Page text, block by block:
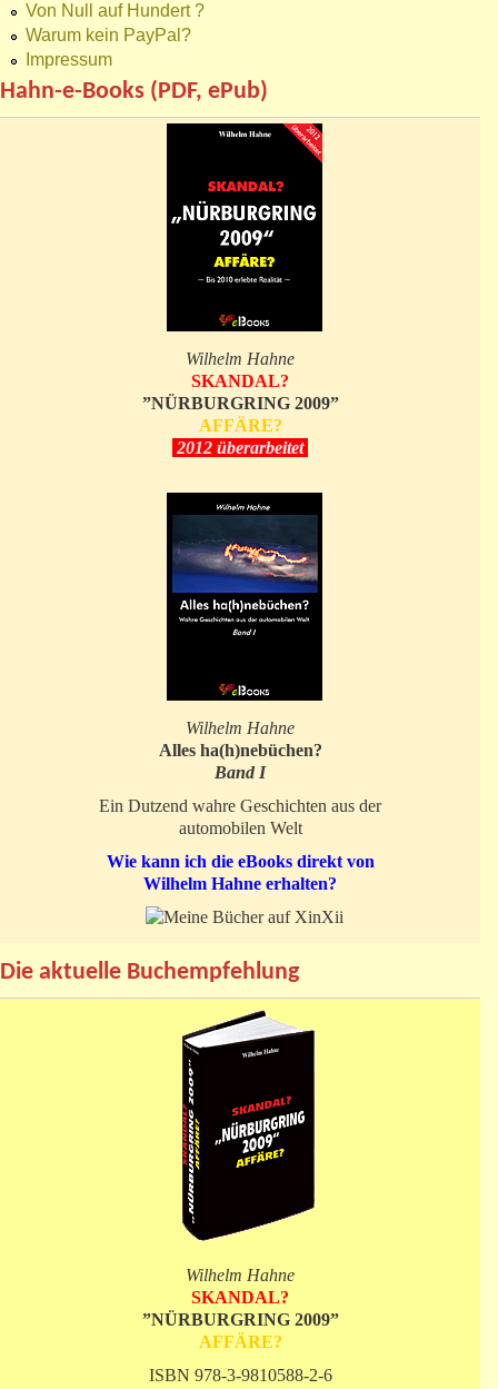
Von Null auf Hundert ?
Warum kein PayPal?
Impressum
Hahn-e-Books (PDF, ePub)
Wilhelm Hahne
SKANDAL?
”NÜRBURGRING 2009”
AFFÄRE?
2012 überarbeitet
Wilhelm Hahne
Alles ha(h)nebüchen?
Band I
Ein Dutzend wahre Geschichten aus der
automobilen Welt
Wie kann ich die eBooks direkt von
Wilhelm Hahne erhalten?
Die aktuelle Buchempfehlung
Wilhelm Hahne
SKANDAL?
”NÜRBURGRING 2009”
AFFÄRE?
ISBN 978-3-9810588-2-6